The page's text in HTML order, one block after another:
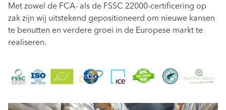
Met zowel de FCA- als de FSSC 22000-certificering op
zak zijn wij uitstekend gepositioneerd om nieuwe kansen
te benutten en verdere groei in de Europese markt te
realiseren.